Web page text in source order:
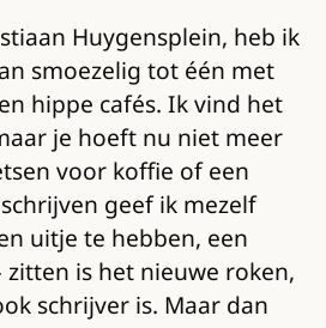
Huygensplein, heb ik
smoezelig tot één met
hippe cafés. Ik vind het
je hoeft nu niet meer
voor koffie of een
geef ik mezelf
uitje te hebben, een
is het nieuwe roken,
schrijver is. Maar dan